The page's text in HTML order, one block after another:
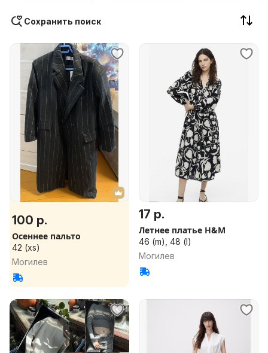
Сохранить поиск
100 р.
Осеннее пальто
42 (xs)
Могилев
17 р.
Летнее платье H&M
46 (m), 48 (l)
Могилев